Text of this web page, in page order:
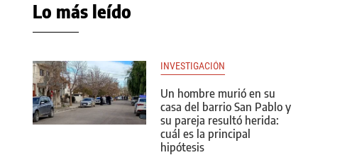
Lo más leído
INVESTIGACIÓN
Un hombre murió en su
casa del barrio San Pablo y
su pareja resultó herida:
cuál es la principal
hipótesis